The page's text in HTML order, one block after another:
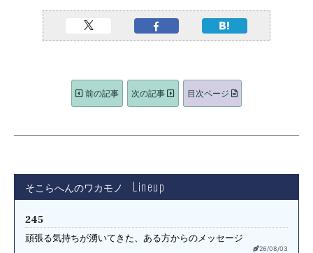
前の記事 次の記事 目次ページ
そこらへんのワカモノ Lineup
245
頑張る気持ちが湧いてきた、 ある方からのメッセージ
26/08/03